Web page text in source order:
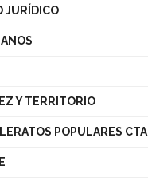
JURÍDICO
Y TERRITORIO
POPULARES CTA